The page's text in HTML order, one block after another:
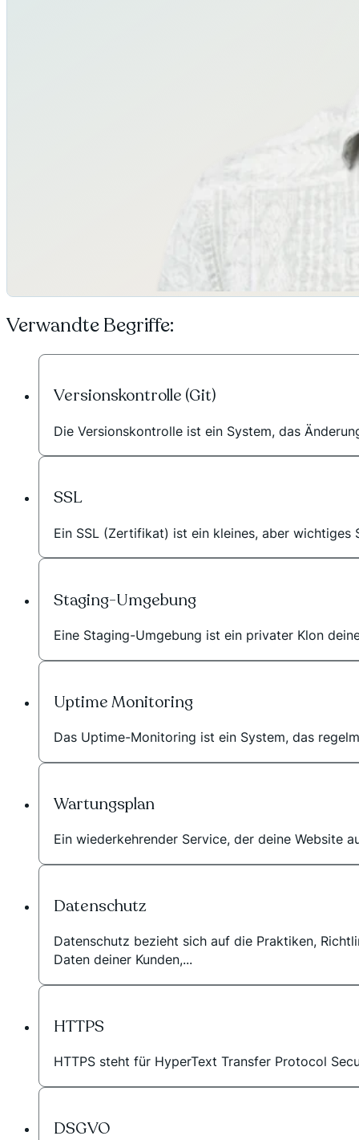
Verwandte Begriffe:
Versionskontrolle (Git)
Die Versionskontrolle ist ein System, das
SSL
Ein SSL (Zertifikat) ist ein kleines, aber wichtiges
Staging-Umgebung
Eine Staging-Umgebung ist ein privater Klon
Uptime Monitoring
Das Uptime-Monitoring ist ein System, das
Wartungsplan
Ein wiederkehrender Service, der deine Website
Datenschutz
Datenschutz bezieht sich auf die Praktiken,
Daten deiner Kunden,...
HTTPS
HTTPS steht für HyperText Transfer Protocol
DSGVO